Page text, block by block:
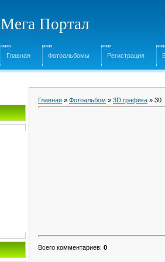
Мега Портал
Главная Фотоальбомы Регистрация
Главная » Фотоальбом » 3D графика » 30
Всего комментариев: 0